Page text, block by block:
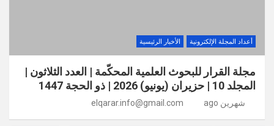
أعداد المجلة الإلكترونية الأخبار الرئيسية
مجلة القرار للبحوث العلمية المحكّمة | العدد الثلاثون |
المجلد 10 | حزيران (يونيو) 2026 | ذو الحجة 1447
شهرين ago elqarar.info@gmail.com